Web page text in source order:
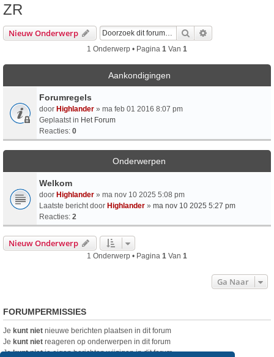
ZR
Nieuw Onderwerp Zoek
1 Onderwerp • Pagina 1 Van 1
Aankondigingen
Forumregels
door Highlander » ma feb 01 2016 8:07 pm
Geplaatst in Het Forum
Reacties: 0
Onderwerpen
Welkom
door Highlander » ma nov 10 2025 5:08 pm
Laatste bericht door Highlander » ma nov 10 2025 5:27 pm
Reacties: 2
Nieuw Onderwerp
1 Onderwerp • Pagina 1 Van 1
Ga Naar
FORUMPERMISSIES
Je kunt niet nieuwe berichten plaatsen in dit forum
Je kunt niet reageren op onderwerpen in dit forum
Jekunt nietje eigen berichten wijzigen in dit forum